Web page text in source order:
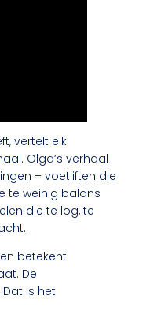
vertelt elk
Olga’s verhaal
– voetliften die
te weinig balans
die te log, te
betekent
De
is het